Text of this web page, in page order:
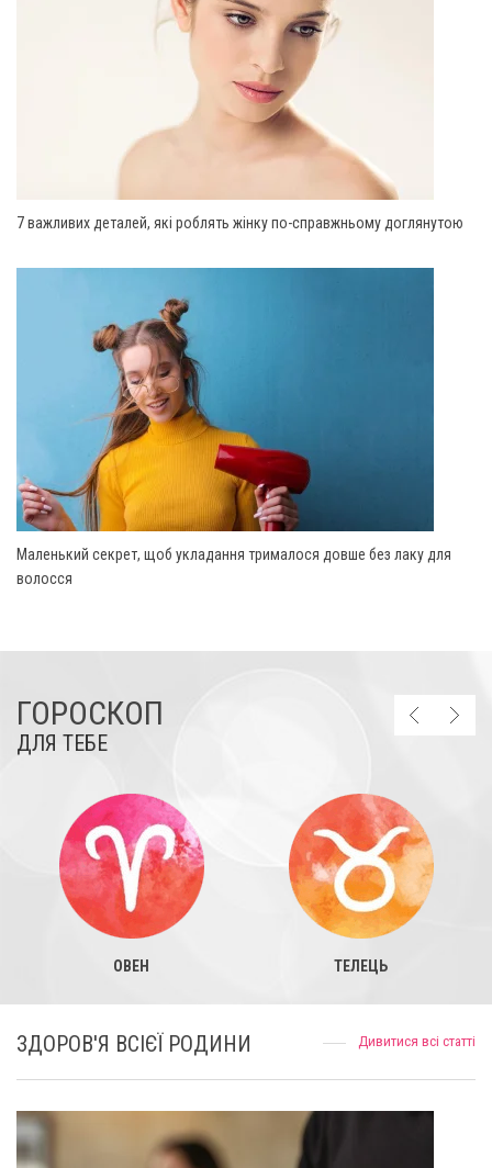
7 важливих деталей, які роблять жінку по-справжньому доглянутою
Маленький секрет, щоб укладання трималося довше без лаку для
волосся
ГОРОСКОП
ДЛЯ ТЕБЕ
ОВЕН ТЕЛЕЦЬ
ЗДОРОВ'Я ВСІЄЇ РОДИНИ Дивитися всі статті